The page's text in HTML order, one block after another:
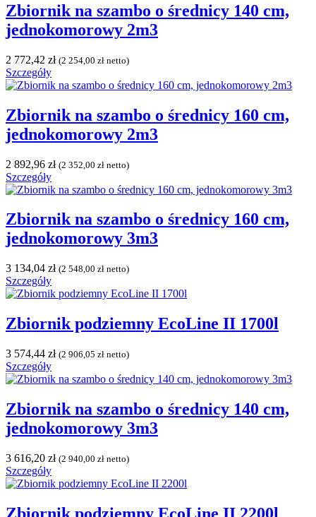
Zbiornik na szambo o średnicy 140 cm,
jednokomorowy 2m3
2 772,42 zł (2 254,00 zł netto)
Szczegóły
Zbiornik na szambo o średnicy 160 cm,
jednokomorowy 2m3
2 892,96 zł (2 352,00 zł netto)
Szczegóły
Zbiornik na szambo o średnicy 160 cm,
jednokomorowy 3m3
3 134,04 zł (2 548,00 zł netto)
Szczegóły
Zbiornik podziemny EcoLine II 1700l
3 574,44 zł (2 906,05 zł netto)
Szczegóły
Zbiornik na szambo o średnicy 140 cm,
jednokomorowy 3m3
3 616,20 zł (2 940,00 zł netto)
Szczegóły